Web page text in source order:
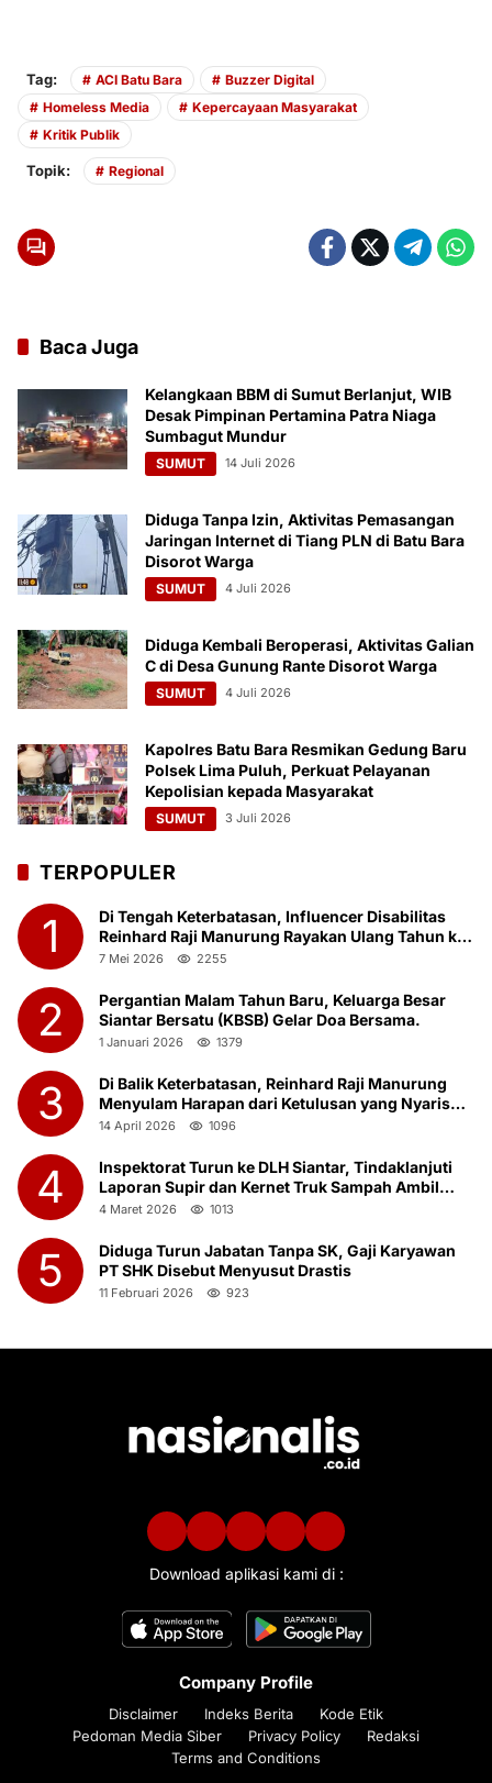
Tag: ACI Batu Bara
Buzzer Digital
Homeless Media
Kepercayaan Masyarakat
Kritik Publik
Topik: Regional
Baca Juga
Kelangkaan BBM di Sumut Berlanjut, WIB
Desak Pimpinan Pertamina Patra Niaga
Sumbagut Mundur
SUMUT 14 Juli 2026
Diduga Tanpa Izin, Aktivitas Pemasangan
Jaringan Internet di Tiang PLN di Batu Bara
Disorot Warga
SUMUT 4 Juli 2026
Diduga Kembali Beroperasi, Aktivitas Galian
C di Desa Gunung Rante Disorot Warga
SUMUT 4 Juli 2026
Kapolres Batu Bara Resmikan Gedung Baru
Polsek Lima Puluh, Perkuat Pelayanan
Kepolisian kepada Masyarakat
SUMUT 3 Juli 2026
TERPOPULER
1
Di Tengah Keterbatasan, Influencer Disabilitas
Reinhard Raji Manurung Rayakan Ulang Tahun ke-
23 Bersama Anak Panti Asuhan
7 Mei 2026 2255
2
Pergantian Malam Tahun Baru, Keluarga Besar
Siantar Bersatu (KBSB) Gelar Doa Bersama.
1 Januari 2026 1379
3
Di Balik Keterbatasan, Reinhard Raji Manurung
Menyulam Harapan dari Ketulusan yang Nyaris
Terlupakan
14 April 2026 1096
4
Inspektorat Turun ke DLH Siantar, Tindaklanjuti
Laporan Supir dan Kernet Truk Sampah Ambil
Botot Saat Jam Kerja
4 Maret 2026 1013
5
Diduga Turun Jabatan Tanpa SK, Gaji Karyawan
PT SHK Disebut Menyusut Drastis
11 Februari 2026 923
Download aplikasi kami di :
Company Profile
Disclaimer Indeks Berita
Kode Etik
Pedoman Media Siber
Privacy Policy
Redaksi
Terms and Conditions